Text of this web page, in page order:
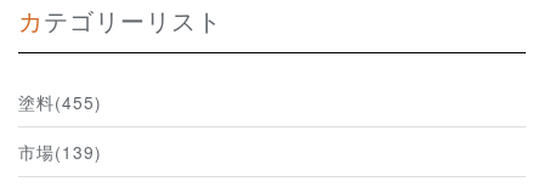
カテゴリーリスト
塗料(455)
市場(139)